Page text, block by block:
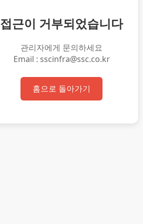
접근이 거부되었습니다
관리자에게 문의하세요
Email : sscinfra@ssc.co.kr
홈으로 돌아가기